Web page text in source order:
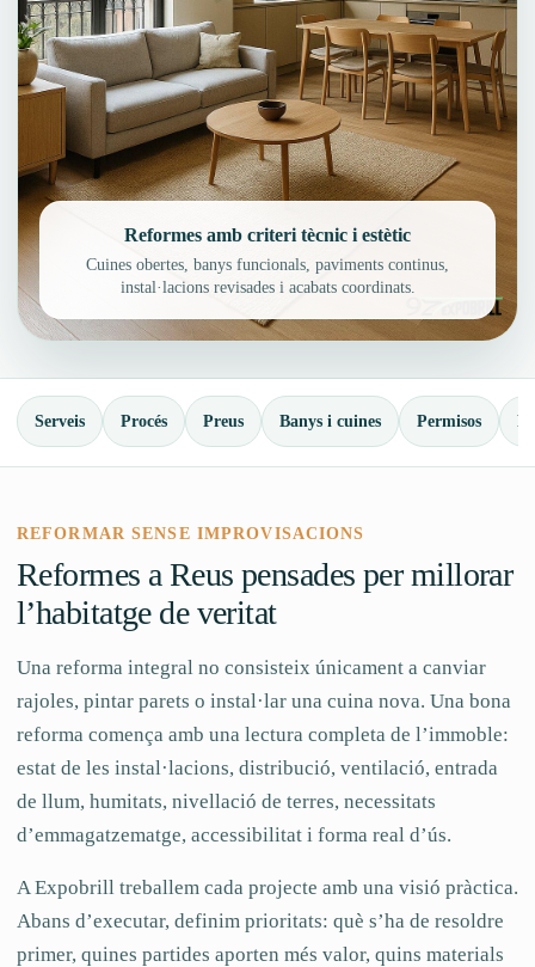
Reformes amb criteri tècnic i estètic
Cuines obertes, banys funcionals, paviments continus,
instal·lacions revisades i acabats coordinats.
Serveis Procés Preus Banys i cuines Permisos
REFORMAR SENSE IMPROVISACIONS
Reformes a Reus pensades per millorar
l’habitatge de veritat
Una reforma integral no consisteix únicament a canviar
rajoles, pintar parets o instal·lar una cuina nova. Una bona
reforma comença amb una lectura completa de l’immoble:
estat de les instal·lacions, distribució, ventilació, entrada
de llum, humitats, nivellació de terres, necessitats
d’emmagatzematge, accessibilitat i forma real d’ús.
A Expobrill treballem cada projecte amb una visió pràctica.
Abans d’executar, definim prioritats: què s’ha de resoldre
primer, quines partides aporten més valor, quins materials